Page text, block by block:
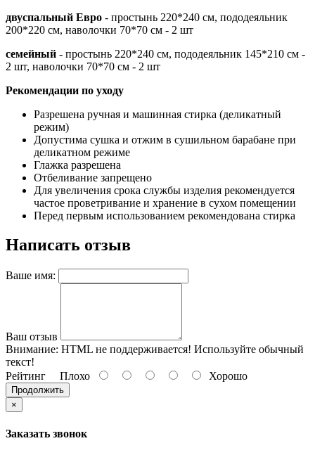
двуспальный Евро - простынь 220*240 см, пододеяльник
200*220 см, наволочки 70*70 см - 2 шт
семейный - простынь 220*240 см, пододеяльник 145*210 см -
2 шт, наволочки 70*70 см - 2 шт
Рекомендации по уходу
Разрешена ручная и машинная стирка (деликатный
режим)
Допустима сушка и отжим в сушильном барабане при
деликатном режиме
Глажка разрешена
Отбеливание запрещено
Для увеличения срока службы изделия рекомендуется
частое проветривание и хранение в сухом помещении
Перед первым использованием рекомендована стирка
Написать отзыв
Ваше имя:
Ваш отзыв
Внимание: HTML не поддерживается! Используйте обычный
текст!
Рейтинг Плохо Хорошо
Продолжить
×
Заказать звонок